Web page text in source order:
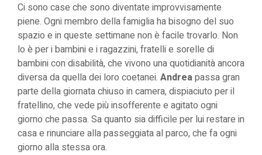
Ci sono case che sono diventate improvvisamente
piene. Ogni membro della famiglia ha bisogno del suo
spazio e in queste settimane non è facile trovarlo. Non
lo è per i bambini e i ragazzini, fratelli e sorelle di
bambini con disabilità, che vivono una quotidianità ancora
diversa da quella dei loro coetanei. Andreapassa gran
parte della giornata chiuso in camera, dispiaciuto per il
fratellino, che vede più insofferente e agitato ogni
giorno che passa. Sa quanto sia difficile per lui restare in
casa e rinunciare alla passeggiata al parco, che fa ogni
giorno alla stessa ora.